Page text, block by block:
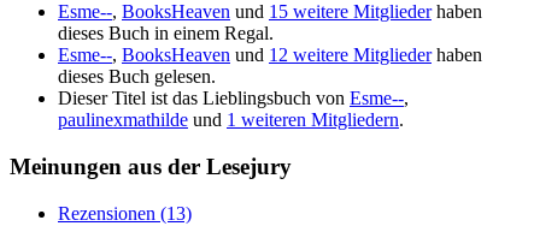
Esme--, BooksHeaven und 15 weitere Mitgliederhaben
dieses Buch in einem Regal.
Esme--, BooksHeaven und 12 weitere Mitgliederhaben
dieses Buch gelesen.
Dieser Titel ist das Lieblingsbuch von Esme--,
paulinexmathilde und 1 weiteren Mitgliedern.
Meinungen aus der Lesejury
Rezensionen (13)